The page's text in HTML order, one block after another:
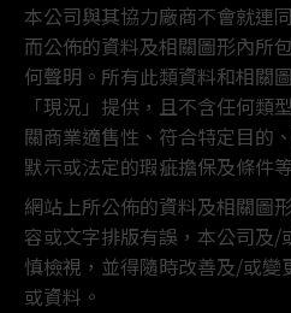
本公司與其協力廠商不會就連
而公佈的資料及相關圖形內所
何聲明。所有此類資料和相關
「現況」提供，且不含任何類
關商業適售性、符合特定目的
默示或法定的瑕疵擔保及條件
網站上所公佈的資料及相關圖
容或文字排版有誤，本公司及/
慎檢視，並得隨時改善及/或
或資料。